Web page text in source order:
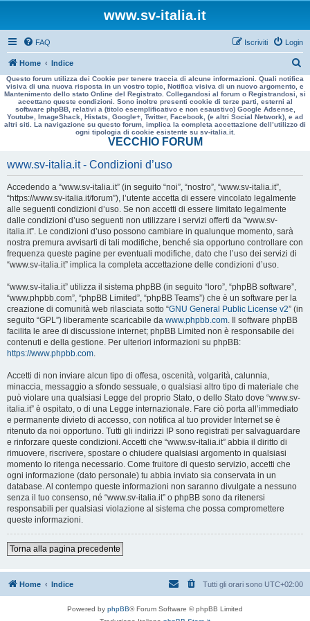
www.sv-italia.it
FAQ Login
Iscriviti
Home Indice
e
r
a
Questo forum utilizza dei Cookie per tenere traccia di alcune informazioni. Quali notifica
visiva di una nuova risposta in un vostro topic, Notifica visiva di un nuovo argomento, e
Mantenimento dello stato Online del Registrato. Collegandosi al forum o Registrandosi, si
accettano queste condizioni. Sono inoltre presenti cookie di terze parti, esterni al
software phpBB, relativi a (titolo esemplificativo e non esaustivo) Google Adsense,
Youtube, ImageShack, Histats, Google+, Twitter, Facebook, (e altri Social Network), e ad
altri siti. La navigazione su questo forum, implica la completa accettazione dell’utilizzo di
ogni tipologia di cookie esistente su sv-italia.it.
VECCHIO FORUM
www.sv-italia.it - Condizioni d’uso
Accedendo a “www.sv-italia.it” (in seguito “noi”, “nostro”, “www.sv-italia.it”,
“https://www.sv-italia.it/forum”), l’utente accetta di essere vincolato legalmente
alle seguenti condizioni d’uso. Se non accetti di essere limitato legalmente
dalle condizioni d’uso seguenti non utilizzare i servizi offerti da “www.sv-
italia.it”. Le condizioni d’uso possono cambiare in qualunque momento, sarà
nostra premura avvisarti di tali modifiche, benché sia opportuno controllare con
frequenza queste pagine per eventuali modifiche, dato che l’uso dei servizi di
“www.sv-italia.it” implica la completa accettazione delle condizioni d’uso.
“www.sv-italia.it” utilizza il sistema phpBB (in seguito “loro”, “phpBB software”,
“www.phpbb.com”, “phpBB Limited”, “phpBB Teams”) che è un software per la
creazione di comunità web rilasciata sotto “GNU General Public License v2” (in
seguito “GPL”) liberamente scaricabile da www.phpbb.com. Il software phpBB
facilita le aree di discussione internet; phpBB Limited non è responsabile dei
contenuti e della gestione. Per ulteriori informazioni su phpBB:
https://www.phpbb.com.
Accetti di non inviare alcun tipo di offesa, oscenità, volgarità, calunnia,
minaccia, messaggio a sfondo sessuale, o qualsiasi altro tipo di materiale che
può violare una qualsiasi Legge del proprio Stato, o dello Stato dove “www.sv-
italia.it” è ospitato, o di una Legge internazionale. Fare ciò porta all’immediato
e permanente divieto di accesso, con notifica al tuo provider Internet se è
ritenuto da noi opportuno. Tutti gli indirizzi IP sono registrati per salvaguardare
e rinforzare queste condizioni. Accetti che “www.sv-italia.it” abbia il diritto di
rimuovere, riscrivere, spostare o chiudere qualsiasi argomento in qualsiasi
momento lo ritenga necessario. Come fruitore di questo servizio, accetti che
ogni informazione (dato personale) tu abbia inviato sia conservata in un
database. Al contempo queste informazioni non saranno divulgate a nessuno
senza il tuo consenso, né “www.sv-italia.it” o phpBB sono da ritenersi
responsabili per qualsiasi violazione al sistema che possa compromettere
queste informazioni.
Torna alla pagina precedente
Home Indice Tutti gli orari sono UTC+02:00
Powered by phpBB® Forum Software © phpBB Limited